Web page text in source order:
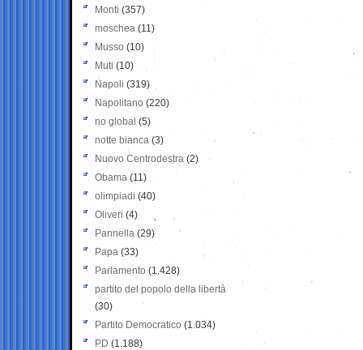
Monti (357)
moschea (11)
Musso (10)
Muti (10)
Napoli (319)
Napolitano (220)
no global (5)
notte bianca (3)
Nuovo Centrodestra (2)
Obama (11)
olimpiadi (40)
Oliveri (4)
Pannella (29)
Papa (33)
Parlamento (1.428)
partito del popolo della libertà
(30)
Partito Democratico (1.034)
PD (1.188)